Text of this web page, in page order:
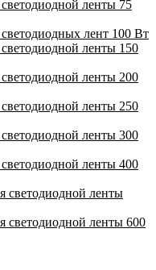
ленты 75
лент 100 Вт
ленты 150
ленты 200
ленты 250
ленты 300
ленты 400
светодиодной ленты
светодиодной ленты 600